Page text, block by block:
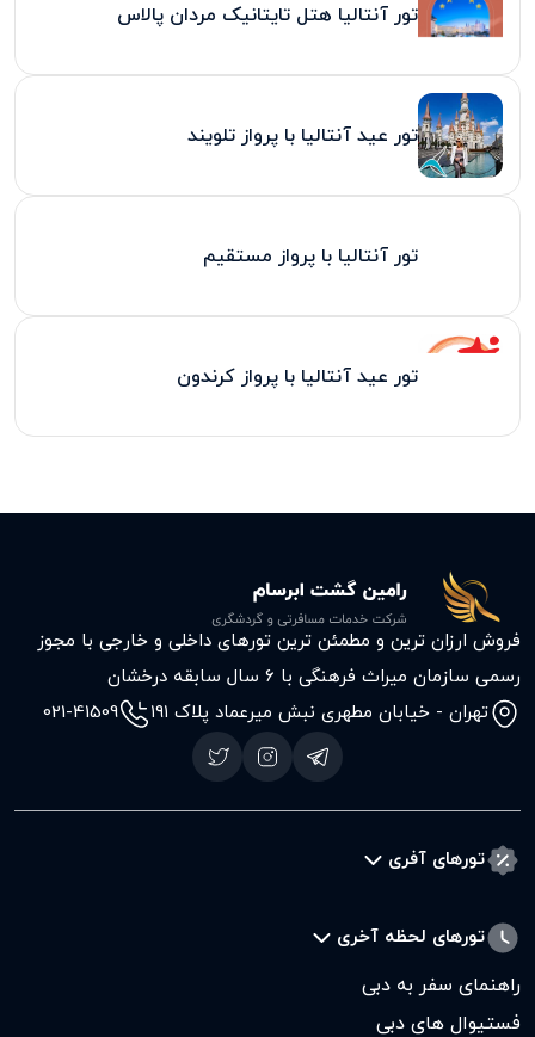
تور آنتالیا هتل تایتانیک مردان پالاس
تور عید آنتالیا با پرواز تلویند
تور آنتالیا با پرواز مستقیم
تور عید آنتالیا با پرواز کرندون
فروش ارزان ترین و مطمئن ترین تورهای داخلی و خارجی با مجوز
رسمی سازمان میراث فرهنگی با ۶ سال سابقه درخشان
تهران - خیابان مطهری نبش میرعماد پلاک ۱۹۱
021-41509
تورهای آفری
تورهای لحظه آخری
راهنمای سفر به دبی
فستیوال های دبی